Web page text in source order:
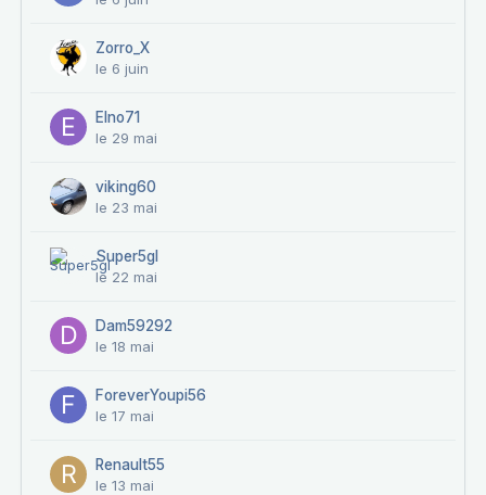
Zorro_X
le 6 juin
Elno71
le 29 mai
viking60
le 23 mai
Super5gl
le 22 mai
Dam59292
le 18 mai
ForeverYoupi56
le 17 mai
Renault55
le 13 mai